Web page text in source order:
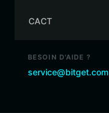
CACT
BESOIN D'AIDE ?
service@bitget.com